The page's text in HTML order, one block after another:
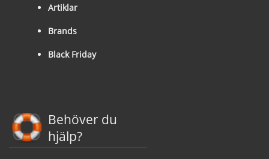
Artiklar
Brands
Black Friday
Behöver du
hjälp?